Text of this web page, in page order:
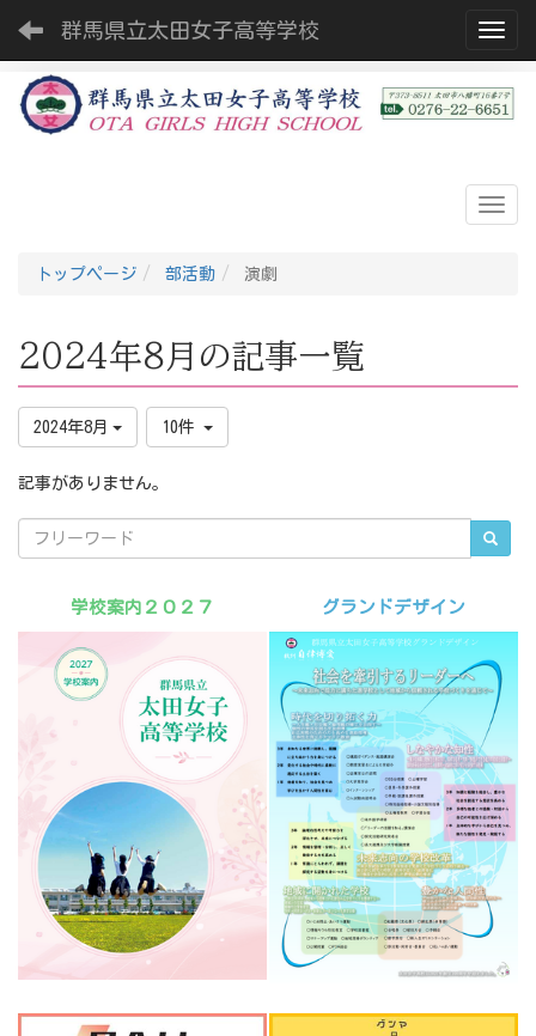
群馬県立太田女子高等学校
トップページ 部活動 演劇
2024年8月の記事一覧
2024年8月 10件
記事がありません。
学校案内２０２７ グランドデザイン